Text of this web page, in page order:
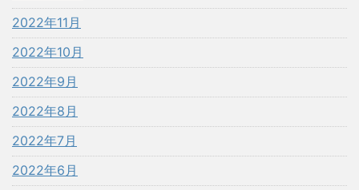
2022年11月
2022年10月
2022年9月
2022年8月
2022年7月
2022年6月